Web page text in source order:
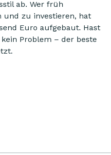
ab. Wer früh
und zu investieren, hat
Euro aufgebaut. Hast
Problem – der beste